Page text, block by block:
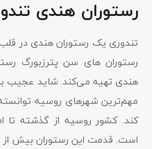
رستوران هندی
تندوری یک رستوران هندی در
رستوران های سن پترزبورگ
هندی تهیه می‌کند. شاید عجیب
مهم‌ترین شهرهای روسیه
کند. کشور روسیه از گذشته تا